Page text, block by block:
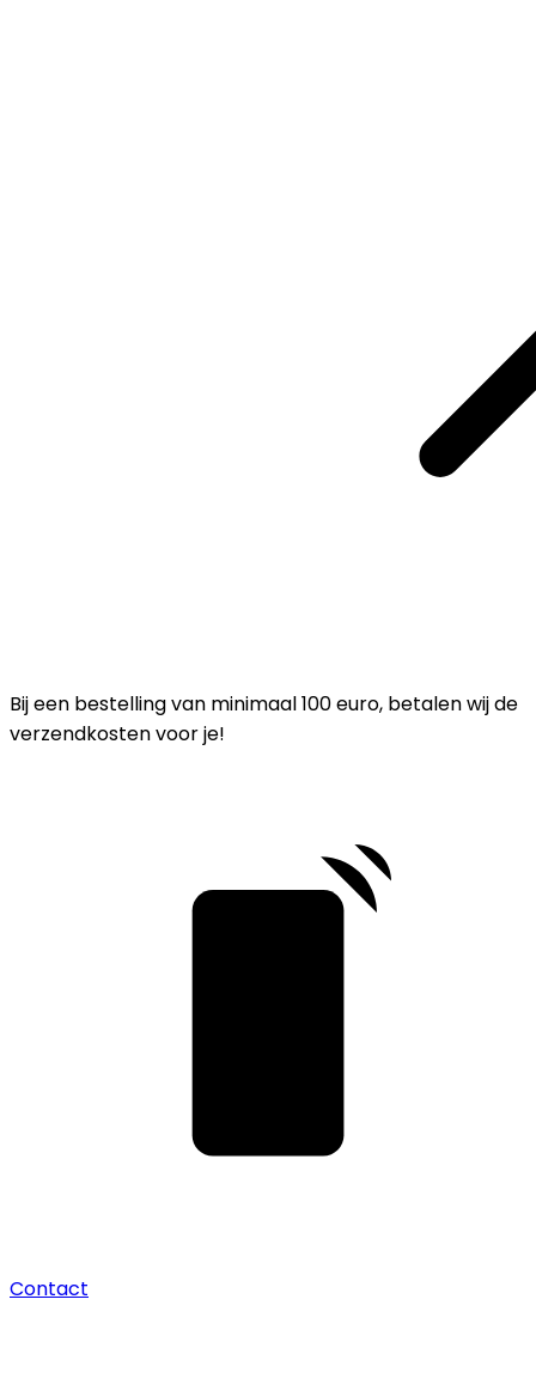
Bij een bestelling van minimaal 100 euro, betalen wij de
verzendkosten voor je!
Contact